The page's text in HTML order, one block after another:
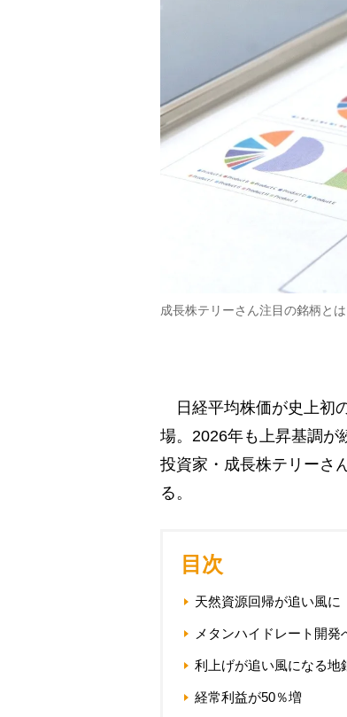
成長株テリーさん注目の銘柄と
日経平均株価が史上初
場。2026年も上昇基調が
投資家・成長株テリーさ
る。
目次
天然資源回帰が追い風に
メタンハイドレート開発
利上げが追い風になる地
経常利益が50％増